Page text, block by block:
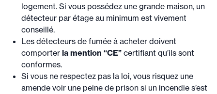
logement. Si vous possédez une grande maison, un
détecteur par étage au minimum est vivement
conseillé.
Les détecteurs de fumée à acheter doivent
comporter la mention “CE” certifiant qu’ils sont
conformes.
Si vous ne respectez pas la loi, vous risquez une
amende voir une peine de prison si un incendie s’est